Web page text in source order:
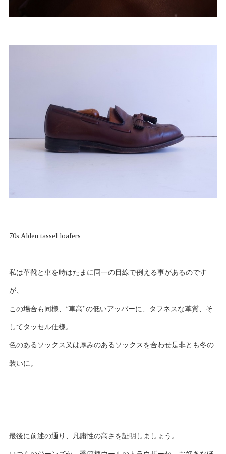
70s Alden tassel loafers
私は革靴と車を時はたまに同一の目線で例える事があるのです
が、
この場合も同様、“車高”の低いアッパーに、タフネスな革質、そ
してタッセル仕様。
色のあるソックス又は厚みのあるソックスを合わせ是非とも冬の
装いに。
最後に前述の通り、凡庸性の高さを証明しましょう。